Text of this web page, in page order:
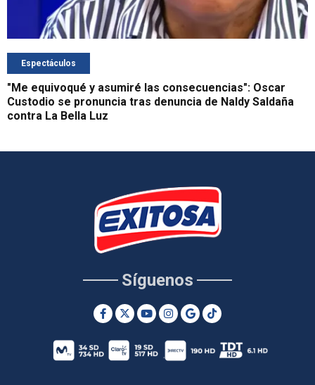
Espectáculos
"Me equivoqué y asumiré las consecuencias": Oscar
Custodio se pronuncia tras denuncia de Naldy Saldaña
contra La Bella Luz
Síguenos